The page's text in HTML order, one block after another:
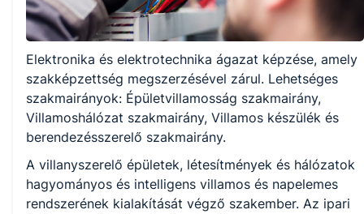
Választható szakmairányok:
Épületvillamosság
Villamoshálózat
Villamos készülék és berendezésszerelő
KKK letöltése (pdf)
PTT letöltése (pdf)
Elektronika és elektrotechnika ágazat képzése, amely
szakképzettség megszerzésével zárul. Lehetséges
szakmairányok: Épületvillamosság szakmairány,
Villamoshálózat szakmairány, Villamos készülék és
berendezésszerelő szakmairány.
A villanyszerelő épületek, létesítmények és hálózatok
hagyományos és intelligens villamos és napelemes
rendszerének kialakítását végző szakember. Az ipari